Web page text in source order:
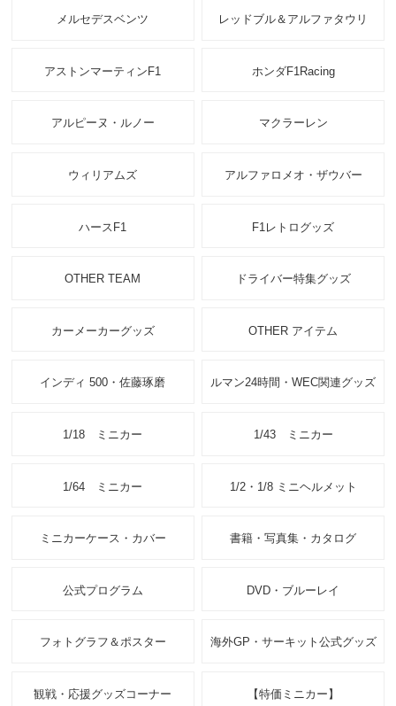
メルセデスベンツ レッドブル＆アルファタウリ
アストンマーティンF1 ホンダF1Racing
アルピーヌ・ルノー マクラーレン
ウィリアムズ アルファロメオ・ザウバー
ハースF1 F1レトログッズ
OTHER TEAM ドライバー特集グッズ
カーメーカーグッズ OTHER アイテム
インディ 500・佐藤琢磨 ルマン24時間・WEC関連グッズ
1/18 ミニカー 1/43 ミニカー
1/64 ミニカー 1/2・1/8 ミニヘルメット
ミニカーケース・カバー 書籍・写真集・カタログ
公式プログラム DVD・ブルーレイ
フォトグラフ＆ポスター 海外GP・サーキット公式グッズ
観戦・応援グッズコーナー 【特価ミニカー】